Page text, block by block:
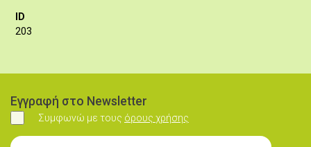
ID
203
Εγγραφή στο Newsletter
Συμφωνώ
Συμφωνώ με τους όρους χρήσης